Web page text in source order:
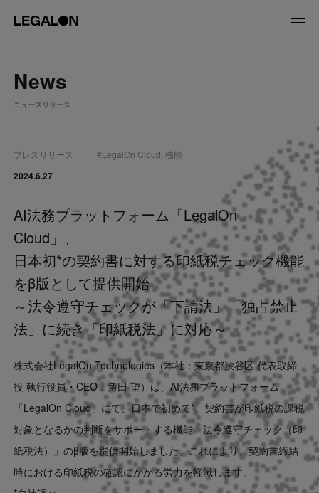
About
Service
News
Recruit
LegalOn Now
Contact
US website
News
ニュースリリース
プレスリリース #LegalOn Cloud ,機能
2024.6.27
AI法務プラットフォーム「LegalOn
Cloud」、
日本初*の契約書に対する印紙税チェック機能
をβ版として提供開始
～法令遵守チェックが「下請法」「独占禁止
法」に続き「印紙税法」に対応～
株式会社LegalOn Technologies（本社：東京都渋谷区 代表取締
役 執行役員・CEO：角田 望）は、AI法務プラットフォーム
「LegalOn Cloud」にて、日本で初めて*、契約書が印紙税の課税
対象となるかの判断をサポートする機能「法令遵守チェック（印
紙税法）」のβ版を提供開始しました。これにより、契約書締結
時における印紙税の確認にかかる労力を軽減します。